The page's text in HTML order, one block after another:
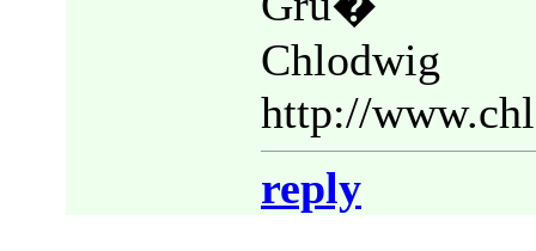
Chlodwig
http://
reply